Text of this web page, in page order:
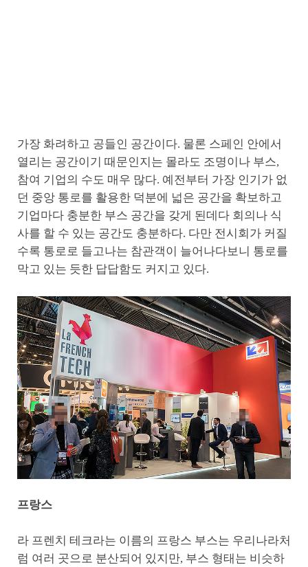
가장 화려하고 공들인 공간이다. 물론 스페인 안에서
열리는 공간이기 때문인지는 몰라도 조명이나 부스,
참여 기업의 수도 매우 많다. 예전부터 가장 인기가 없
던 중앙 통로를 활용한 덕분에 넓은 공간을 확보하고
기업마다 충분한 부스 공간을 갖게 된데다 회의나 식
사를 할 수 있는 공간도 충분하다. 다만 전시회가 커질
수록 통로로 들고나는 참관객이 늘어나다보니 통로를
막고 있는 듯한 답답함도 커지고 있다.
프랑스
라 프렌치 테크라는 이름의 프랑스 부스는 우리나라처
럼 여러 곳으로 분산되어 있지만, 부스 형태는 비슷하